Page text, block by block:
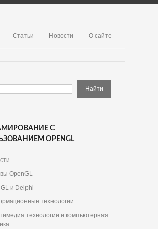
Статьи Новости О сайте
С
OPENGL
OpenGL
и Delphi
технологии
технологии и компьютерная